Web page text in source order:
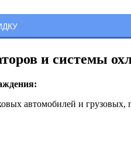
и системы
автомобилей и грузовых,